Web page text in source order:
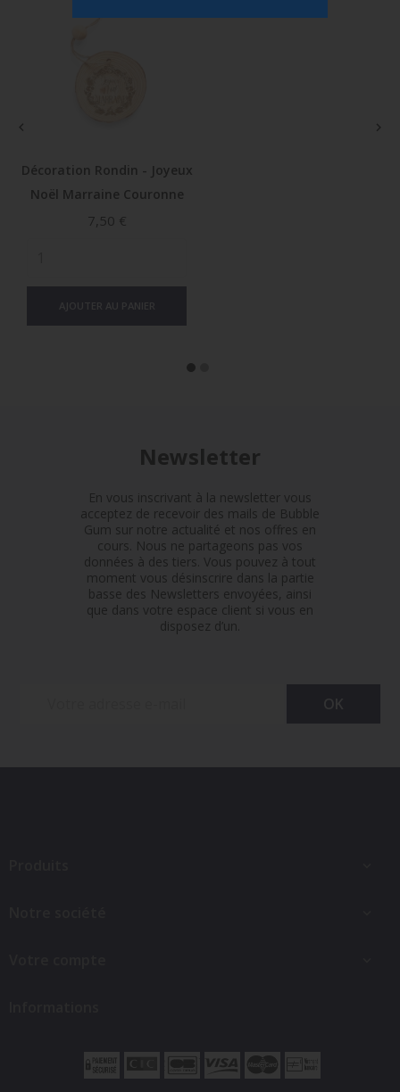
Décoration Rondin - Joyeux
Noël Marraine Couronne
Prix
7,50 €
 
Newsletter
En vous inscrivant à la newsletter vous
acceptez de recevoir des mails de Bubble
Gum sur notre actualité et nos offres en
cours. Nous ne partageons pas vos
données à des tiers. Vous pouvez à tout
moment vous désinscrire dans la partie
basse des Newsletters envoyées, ainsi
que dans votre espace client si vous en
disposez d’un.